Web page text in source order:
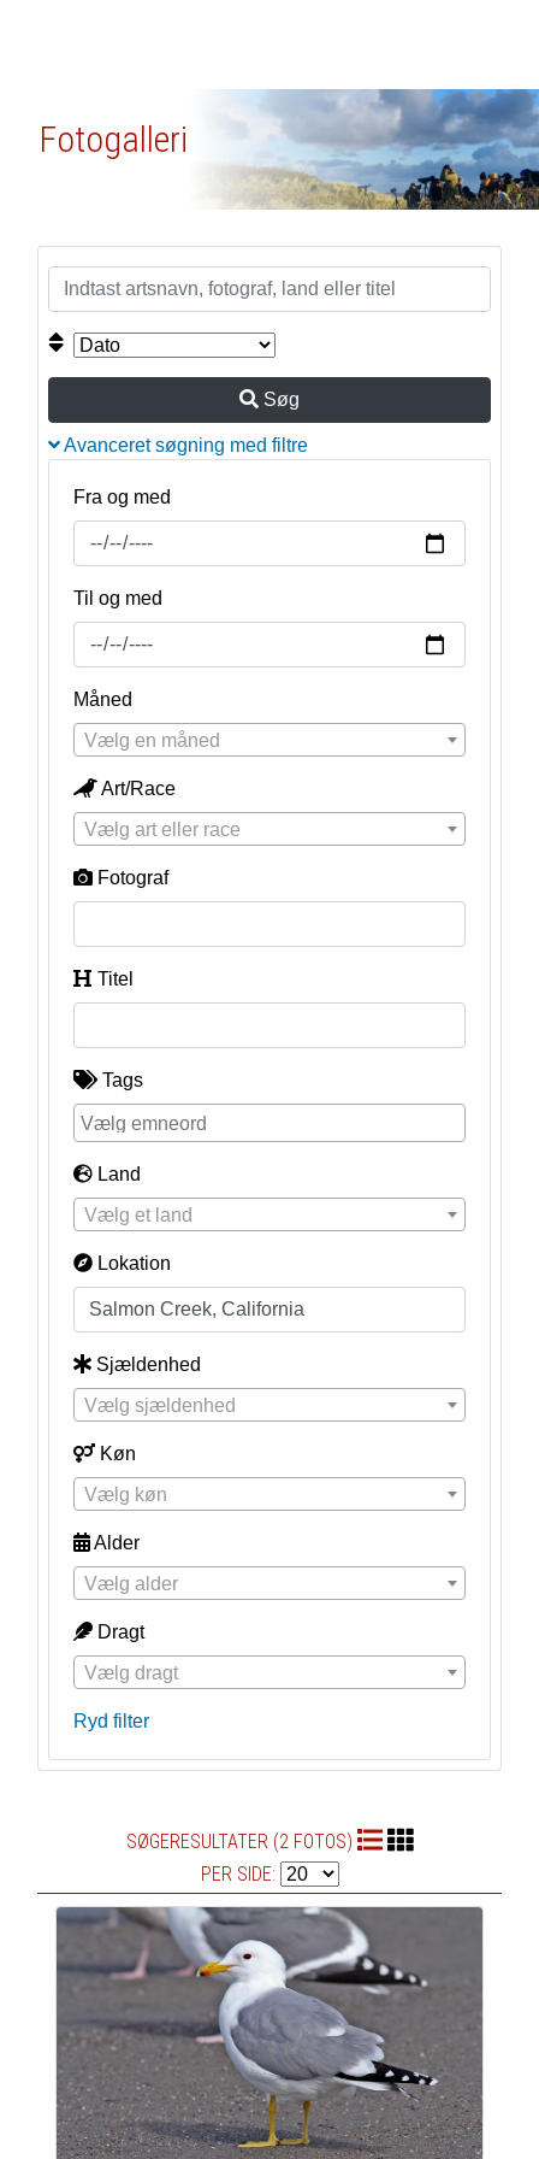
Fotogalleri
Søg
Avanceret søgning med filtre
Fra og med
Til og med
Måned
Vælg en måned
Art/Race
Vælg art eller race
Fotograf
Titel
Tags
Land
Vælg et land
Lokation
Sjældenhed
Vælg sjældenhed
Køn
Vælg køn
Alder
Vælg alder
Dragt
Vælg dragt
Ryd filter
SØGERESULTATER (2 FOTOS)
PER SIDE: